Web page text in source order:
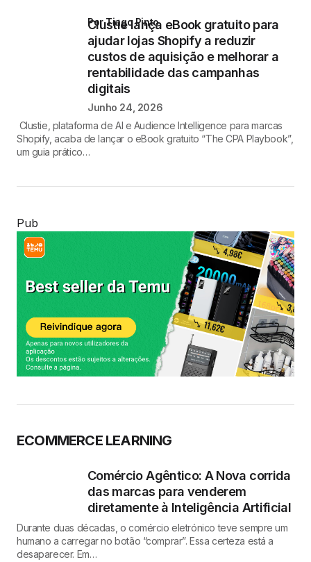
Clustie lança eBook gratuito para
ajudar lojas Shopify a reduzir
custos de aquisição e melhorar a
rentabilidade das campanhas
digitais
por Tiago Pinto
Junho 24, 2026
Clustie, plataforma de AI e Audience Intelligence para marcas
Shopify, acaba de lançar o eBook gratuito “The CPA Playbook”,
um guia prático…
Pub
ECOMMERCE LEARNING
Comércio Agêntico: A Nova corrida
das marcas para venderem
diretamente à Inteligência Artificial
Durante duas décadas, o comércio eletrónico teve sempre um
humano a carregar no botão “comprar”. Essa certeza está a
desaparecer. Em…